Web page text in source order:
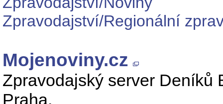
Zpravodajství/Regionální
Mojenoviny.cz
Zpravodajský server Deníků
Praha.